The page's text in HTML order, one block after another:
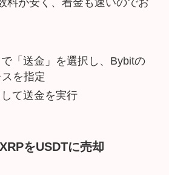
料が安く、着金も速いのでお
「送金」を選択し、Bybitの
を指定
て送金を実行
をUSDTに売却